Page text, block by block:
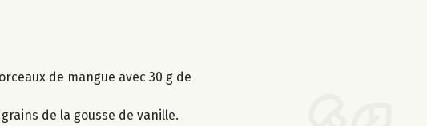
de mangue avec 30 g de
de la gousse de vanille.